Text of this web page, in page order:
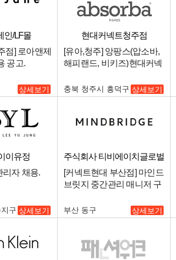
인/LF몰
점] 로아앤제
공고.
상세보기
현대커넥트청주점
[유아,청주] 앙팡스(압소바,
해피랜드, 비키즈)현대커넥
구인.
충북 청주시 흥덕구 상세보기
이유정
리자 채용.
구 상세보기
주식회사 티비에이치글로벌
[커넥트현대 부산점] 마인드
브릿지 중간관리 매니저 구
부산 동구 상세보기